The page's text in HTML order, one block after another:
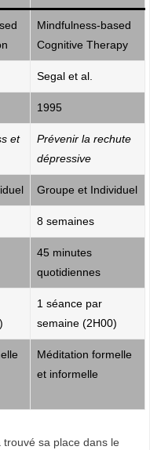
Mindfulness-based
Cognitive Therapy
Segal et al.
1995
et
Prévenir la rechute
dépressive
Groupe et Individuel
8 semaines
45 minutes
quotidiennes
1 séance par
semaine (2H00)
Méditation formelle
et informelle
sa place dans le